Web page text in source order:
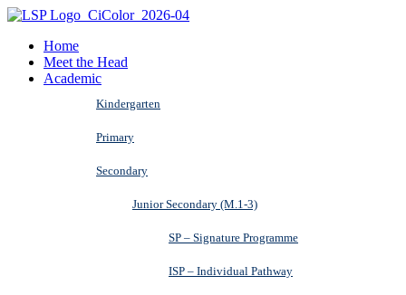
Home
Meet the Head
Academic
Kindergarten
Primary
Secondary
Junior Secondary (M.1-3)
SP – Signature Programme
ISP – Individual Pathway